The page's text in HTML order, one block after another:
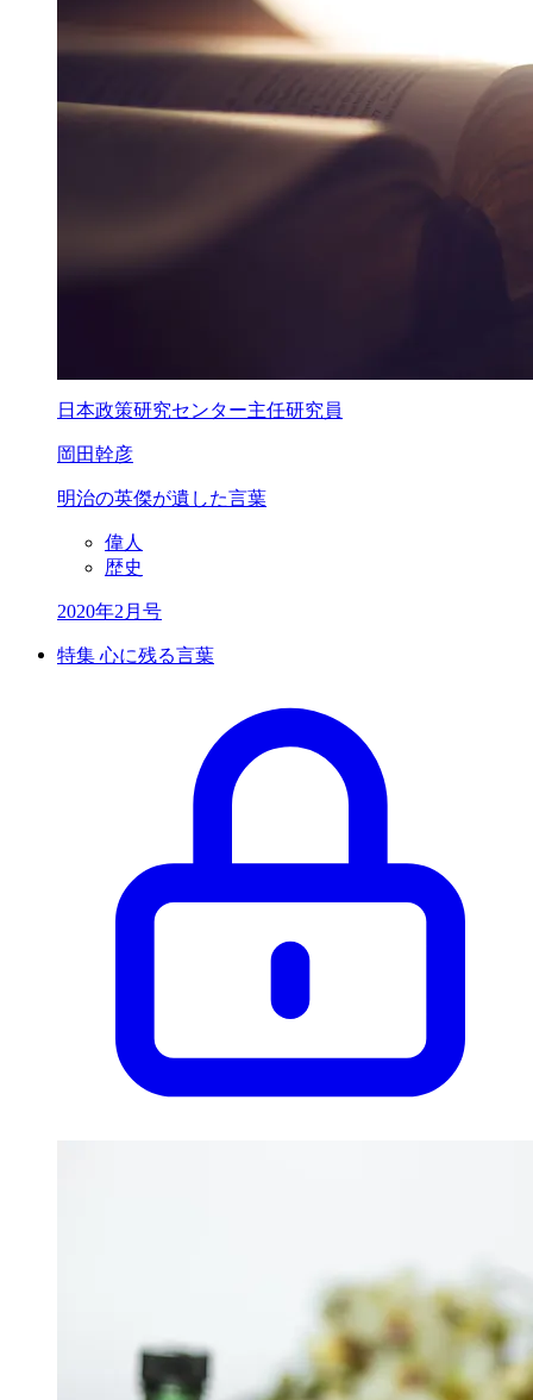
日本政策研究センター主任研究員
岡田幹彦
明治の英傑が遺した言葉
偉人
歴史
2020年2月号
特集 心に残る言葉